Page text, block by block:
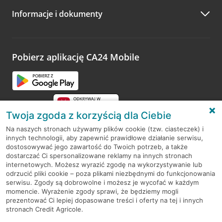
Zachęcamy do podzielenia się z nami opinią o wizycie.
opinie.
Informacje i dokumenty
Pobierz aplikację CA24 Mobile
RODO
Regulamin serwisu
Mapa serwisu
PolitykaCookies
Twoja zgoda z korzyścią dla Ciebie
Na naszych stronach używamy plików cookie (tzw. ciasteczek) i
innych technologii, aby zapewnić prawidłowe działanie serwisu,
dostosowywać jego zawartość do Twoich potrzeb, a także
dostarczać Ci spersonalizowane reklamy na innych stronach
internetowych. Możesz wyrazić zgodę na wykorzystywanie lub
odrzucić pliki cookie – poza plikami niezbędnymi do funkcjonowania
serwisu. Zgody są dobrowolne i możesz je wycofać w każdym
momencie. Wyrażenie zgody sprawi, że będziemy mogli
prezentować Ci lepiej dopasowane treści i oferty na tej i innych
stronach Credit Agricole.